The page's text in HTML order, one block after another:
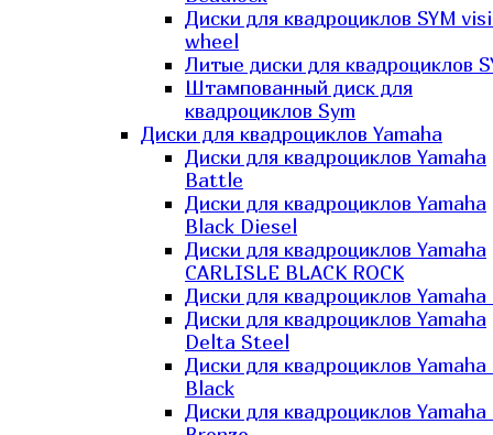
Диски для квадроциклов SYM
wheel
Литые диски для квадроциклов
Штампованный диск для
квадроциклов Sym
Диски для квадроциклов Yamaha
Диски для квадроциклов Yamaha
Battle
Диски для квадроциклов Yamaha
Black Diesel
Диски для квадроциклов Yamaha
CARLISLE BLACK ROCK
Диски для квадроциклов Yamaha
Диски для квадроциклов Yamaha
Delta Steel
Диски для квадроциклов
Black
Диски для квадроциклов